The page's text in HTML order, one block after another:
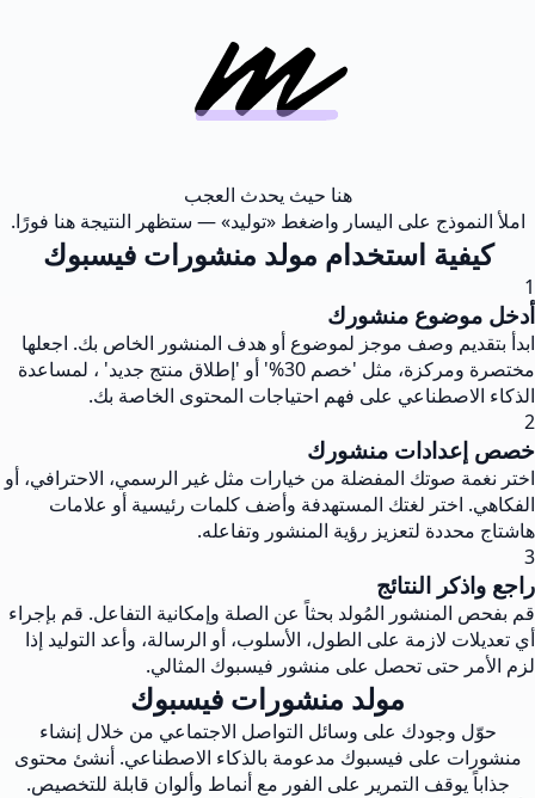
هنا حيث يحدث العجب
املأ النموذج على اليسار واضغط «توليد» — ستظهر النتيجة هنا فورًا.
كيفية استخدام مولد منشورات فيسبوك
1
أدخل موضوع منشورك
ابدأ بتقديم وصف موجز لموضوع أو هدف المنشور الخاص بك. اجعلها
مختصرة ومركزة، مثل 'خصم 30%' أو 'إطلاق منتج جديد' ، لمساعدة
الذكاء الاصطناعي على فهم احتياجات المحتوى الخاصة بك.
2
خصص إعدادات منشورك
اختر نغمة صوتك المفضلة من خيارات مثل غير الرسمي، الاحترافي، أو
الفكاهي. اختر لغتك المستهدفة وأضف كلمات رئيسية أو علامات
هاشتاج محددة لتعزيز رؤية المنشور وتفاعله.
3
راجع واذكر النتائج
قم بفحص المنشور المُولد بحثاً عن الصلة وإمكانية التفاعل. قم بإجراء
أي تعديلات لازمة على الطول، الأسلوب، أو الرسالة، وأعد التوليد إذا
لزم الأمر حتى تحصل على منشور فيسبوك المثالي.
مولد منشورات فيسبوك
حوّل وجودك على وسائل التواصل الاجتماعي من خلال إنشاء
منشورات على فيسبوك مدعومة بالذكاء الاصطناعي. أنشئ محتوى
جذاباً يوقف التمرير على الفور مع أنماط وألوان قابلة للتخصيص.